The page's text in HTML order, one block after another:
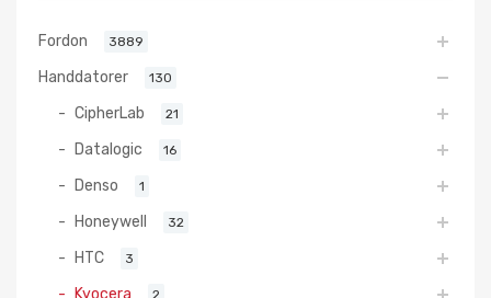
Fordon 3889
Handdatorer 130
CipherLab 21
Datalogic 16
Denso 1
Honeywell 32
HTC 3
Kyocera 2